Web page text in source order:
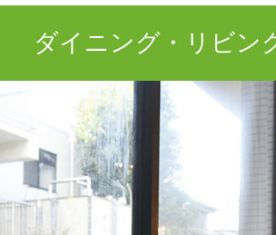
ダイニング・リビン